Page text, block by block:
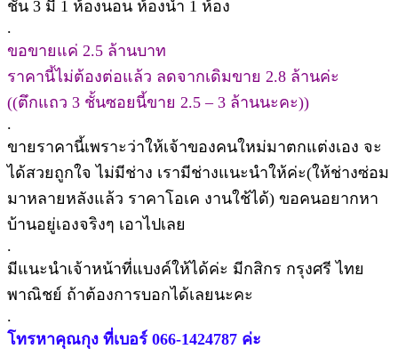
ชั้น 3 มี 1 ห้องนอน ห้องน้ำ 1 ห้อง
.
ขอขายแค่ 2.5 ล้านบาท
ราคานี้ไม่ต้องต่อแล้ว ลดจากเดิมขาย 2.8 ล้านค่ะ
((ตึกแถว 3 ชั้นซอยนี้ขาย 2.5 – 3 ล้านนะคะ))
.
ขายราคานี้เพราะว่าให้เจ้าของคนใหม่มาตกแต่งเอง จะ
ได้สวยถูกใจ ไม่มีช่าง เรามีช่างแนะนำให้ค่ะ(ให้ช่างซ่อม
มาหลายหลังแล้ว ราคาโอเค งานใช้ได้) ขอคนอยากหา
บ้านอยู่เองจริงๆ เอาไปเลย
.
มีแนะนำเจ้าหน้าที่แบงค์ให้ได้ค่ะ มีกสิกร กรุงศรี ไทย
พาณิชย์ ถ้าต้องการบอกได้เลยนะคะ
.
โทรหาคุณกุง ที่เบอร์ 066-1424787 ค่ะ